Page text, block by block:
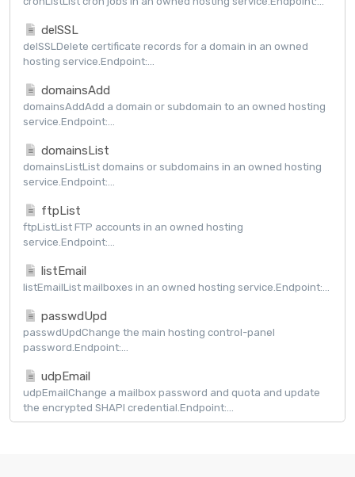
delSSL
delSSLDelete certificate records for a domain in an owned
hosting service.Endpoint:...
domainsAdd
domainsAddAdd a domain or subdomain to an owned hosting
service.Endpoint:...
domainsList
domainsListList domains or subdomains in an owned hosting
service.Endpoint:...
ftpList
ftpListList FTP accounts in an owned hosting
service.Endpoint:...
listEmail
listEmailList mailboxes in an owned hosting service.Endpoint:...
passwdUpd
passwdUpdChange the main hosting control-panel
password.Endpoint:...
udpEmail
udpEmailChange a mailbox password and quota and update
the encrypted SHAPI credential.Endpoint:...